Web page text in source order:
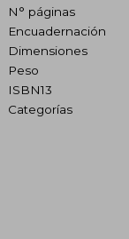
N° páginas
Encuadernación
Dimensiones
Peso
ISBN13
Categorías